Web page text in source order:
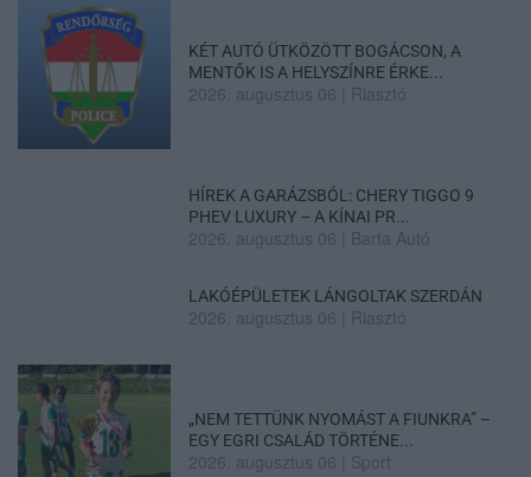
KÉT AUTÓ ÜTKÖZÖTT BOGÁCSON, A
MENTŐK IS A HELYSZÍNRE ÉRKE...
2026. augusztus 06 Riasztó
HÍREK A GARÁZSBÓL: CHERY TIGGO 9
PHEV LUXURY – A KÍNAI PR...
2026. augusztus 06 Barta Autó
LAKÓÉPÜLETEK LÁNGOLTAK SZERDÁN
2026. augusztus 06 Riasztó
„NEM TETTÜNK NYOMÁST A FIUNKRA” –
EGY EGRI CSALÁD TÖRTÉNE...
2026. augusztus 06 Sport